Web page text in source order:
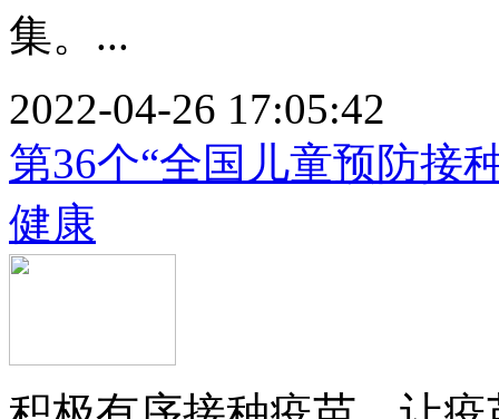
集。...
2022-04-26 17:05:42
第36个“全国儿童预防接
健康